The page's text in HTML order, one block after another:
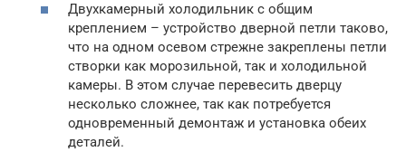
Двухкамерный холодильник с общим
креплением – устройство дверной петли таково,
что на одном осевом стрежне закреплены петли
створки как морозильной, так и холодильной
камеры. В этом случае перевесить дверцу
несколько сложнее, так как потребуется
одновременный демонтаж и установка обеих
деталей.